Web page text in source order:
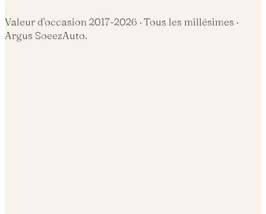
Valeur d'occasion 2017-2026 · Tous les millésimes ·
Argus SoeezAuto.